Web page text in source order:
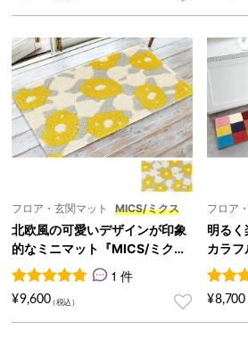
フロア・玄関マット MICS/ミクス
北欧風の可愛いデザインが印象
的なミニマット『MICS/ミク
ス』
1
件の利用者評価に基づく5段階評価
1 件
¥9,600
フロア
ル ミニ
明る
カラ
E/ポッ
1
件の
¥8,700